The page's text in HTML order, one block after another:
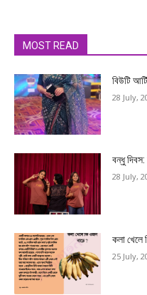
MOST READ
বিউটি
28 July,
বন্ধু দিবস:
28 July,
কলা খেলে
25 July,